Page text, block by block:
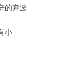
奔波
小